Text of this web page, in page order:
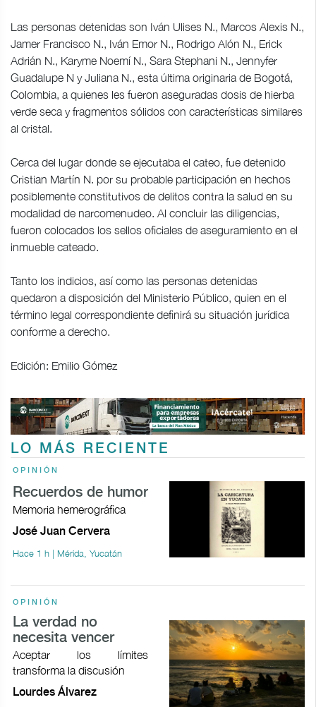
Las personas detenidas son Iván Ulises N., Marcos Alexis N.,
Jamer Francisco N., Iván Emor N., Rodrigo Alón N., Erick
Adrián N., Karyme Noemí N., Sara Stephani N., Jennyfer
Guadalupe N y Juliana N., esta última originaria de Bogotá,
Colombia, a quienes les fueron aseguradas dosis de hierba
verde seca y fragmentos sólidos con características similares
al cristal.
Cerca del lugar donde se ejecutaba el cateo, fue detenido
Cristian Martín N. por su probable participación en hechos
posiblemente constitutivos de delitos contra la salud en su
modalidad de narcomenudeo. Al concluir las diligencias,
fueron colocados los sellos oficiales de aseguramiento en el
inmueble cateado.
Tanto los indicios, así como las personas detenidas
quedaron a disposición del Ministerio Público, quien en el
término legal correspondiente definirá su situación jurídica
conforme a derecho.
Edición: Emilio Gómez
LO MÁS RECIENTE
OPINIÓN
Recuerdos de humor
Memoria hemerográfica
José Juan Cervera
Hace 1 h | Mérida, Yucatán
OPINIÓN
La verdad no
necesita vencer
Aceptar los límites
transforma la discusión
Lourdes Álvarez